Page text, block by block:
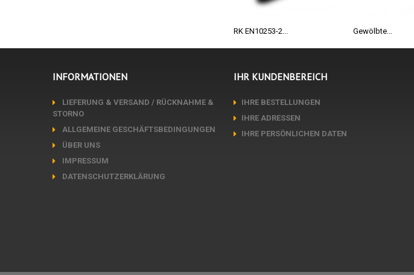
RK EN10253-2... Gewölbte...
INFORMATIONEN
LIEFERUNG & VERSAND / RÜCKNAHME &
STORNO
ALLGEMEINE GESCHÄFTSBEDINGUNGEN
ÜBER UNS
IMPRESSUM
DATENSCHUTZERKLÄRUNG
IHR KUNDENBEREICH
IHRE BESTELLUNGEN
IHRE ADRESSEN
IHRE PERSÖNLICHEN DATEN